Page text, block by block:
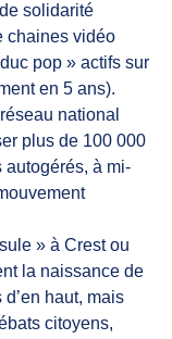
solidarité
chaines vidéo
pop » actifs sur
en 5 ans).
national
plus de 100 000
autogérés, à mi-
» à Crest ou
la naissance de
haut, mais
citoyens,